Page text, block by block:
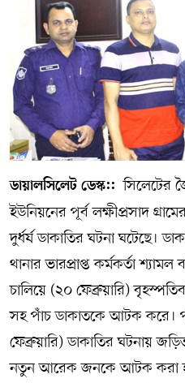
ডায়ালসিলেট ডেস্ক:: সিলেটের
ইউনিয়নের পূর্ব লক্ষীপ্রসাদ
দুর্ধর্ষ ডাকাতির ঘটনা ঘটেছে।
থানার ভারপ্রাপ্ত কর্মকর্তা
চালিয়ে (২০ ফেব্রুয়ারি)
সহ পাঁচ ডাকাতকে আটক করে।
ফেব্রুয়ারি) ডাকাতির ঘটনায়
নতুন আরেক জনকে আটক করা
সম্পাদকীয় কলাম
ABOUT US
DIAL SYLHET